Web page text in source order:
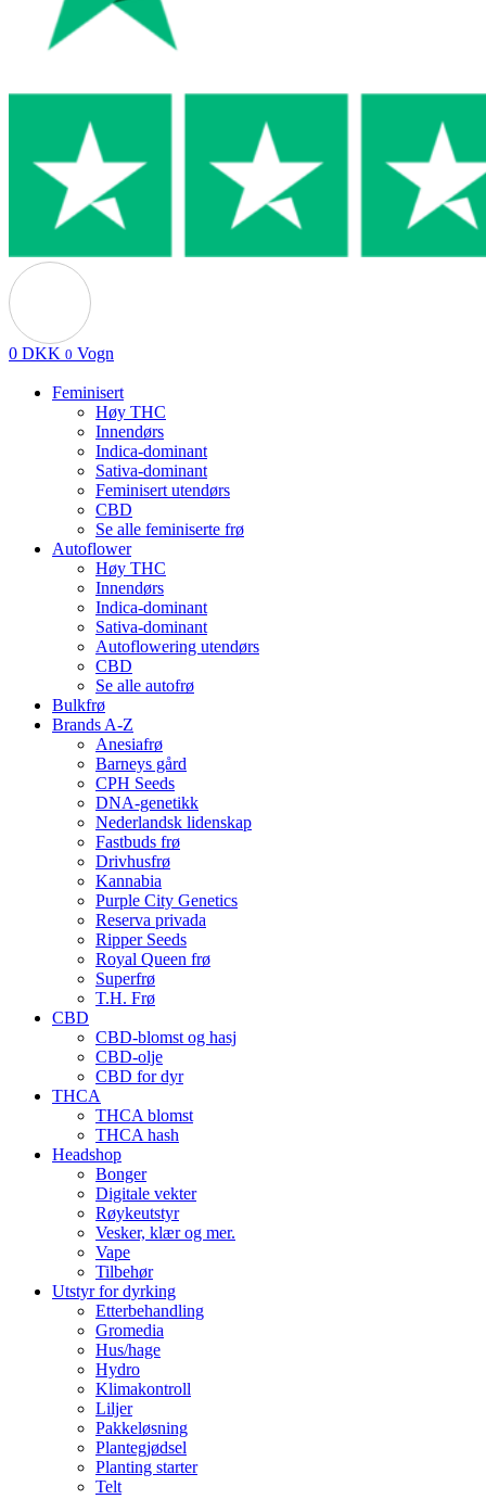
0 DKK 0 Vogn
Feminisert
Høy THC
Innendørs
Indica-dominant
Sativa-dominant
Feminisert utendørs
CBD
Se alle feminiserte frø
Autoflower
Høy THC
Innendørs
Indica-dominant
Sativa-dominant
Autoflowering utendørs
CBD
Se alle autofrø
Bulkfrø
Brands A-Z
Anesiafrø
Barneys gård
CPH Seeds
DNA-genetikk
Nederlandsk lidenskap
Fastbuds frø
Drivhusfrø
Kannabia
Purple City Genetics
Reserva privada
Ripper Seeds
Royal Queen frø
Superfrø
T.H. Frø
CBD
CBD-blomst og hasj
CBD-olje
CBD for dyr
THCA
THCA blomst
THCA hash
Headshop
Bonger
Digitale vekter
Røykeutstyr
Vesker, klær og mer.
Vape
Tilbehør
Utstyr for dyrking
Etterbehandling
Gromedia
Hus/hage
Hydro
Klimakontroll
Liljer
Pakkeløsning
Plantegjødsel
Planting starter
Telt